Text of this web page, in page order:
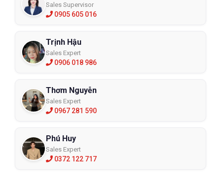
Sales Supervisor
0905 605 016
Trịnh Hậu
Sales Expert
0906 018 986
Thơm Nguyễn
Sales Expert
0967 281 590
Phú Huy
Sales Expert
0372 122 717